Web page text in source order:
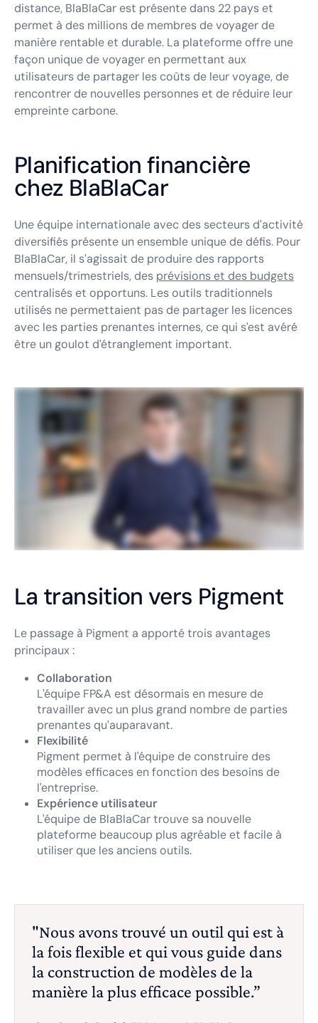
distance, BlaBlaCar est présente dans 22 pays et
permet à des millions de membres de voyager de
manière rentable et durable. La plateforme offre une
façon unique de voyager en permettant aux
utilisateurs de partager les coûts de leur voyage, de
rencontrer de nouvelles personnes et de réduire leur
empreinte carbone.
Planification financière
chez BlaBlaCar
Une équipe internationale avec des secteurs d'activité
diversifiés présente un ensemble unique de défis. Pour
BlaBlaCar, il s'agissait de produire des rapports
mensuels/trimestriels, des prévisions et des budgets
centralisés et opportuns. Les outils traditionnels
utilisés ne permettaient pas de partager les licences
avec les parties prenantes internes, ce qui s'est avéré
être un goulot d'étranglement important.
La transition vers Pigment
Le passage à Pigment a apporté trois avantages
principaux :
Collaboration
L'équipe FP&A est désormais en mesure de
travailler avec un plus grand nombre de parties
prenantes qu'auparavant.
Flexibilité
Pigment permet à l'équipe de construire des
modèles efficaces en fonction des besoins de
l'entreprise.
Expérience utilisateur
L'équipe de BlaBlaCar trouve sa nouvelle
plateforme beaucoup plus agréable et facile à
utiliser que les anciens outils.
"Nous avons trouvé un outil qui est à
la fois flexible et qui vous guide dans
la construction de modèles de la
manière la plus efficace possible.”